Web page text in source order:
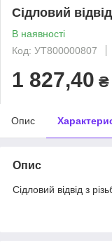
Сідловий
В наявності
Код: УТ800000807
1 827,40 ₴
Опис
Опис
Сідловий відвід з